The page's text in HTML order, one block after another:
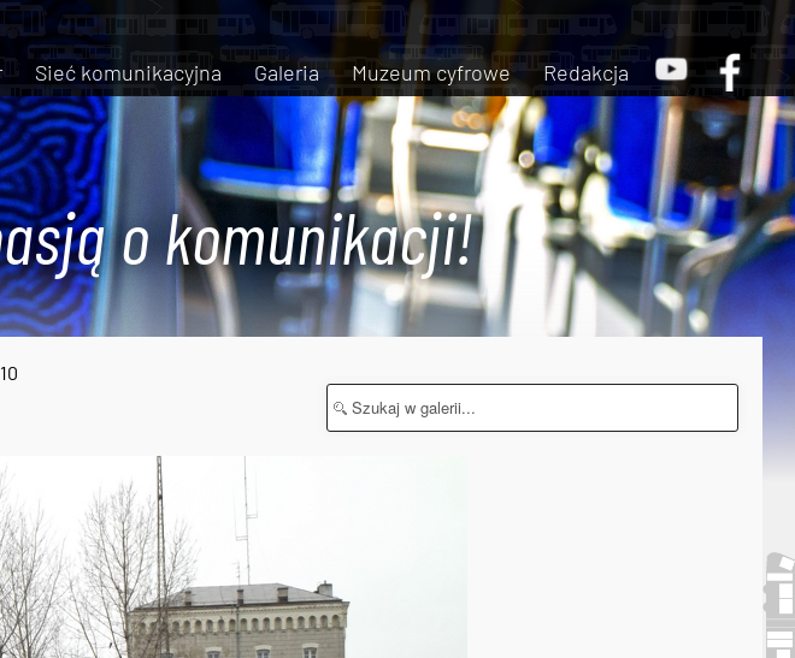
Sieć komunikacyjna Galeria Muzeum cyfrowe Redakcja
o komunikacji!